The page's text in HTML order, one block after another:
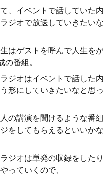
、イベントで話していた
ジオで放送していきたい
はゲストを呼んで人生を
番組。
ジオはイベントで話した
形にしていきたいなと思
の講演を聞けるような番
をしてもらえるといいか
ジオは単発の収録をした
っていくので、